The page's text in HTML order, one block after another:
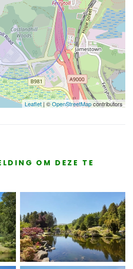
Leaflet| ©OpenStreetMapcontributors
OM DEZE TE